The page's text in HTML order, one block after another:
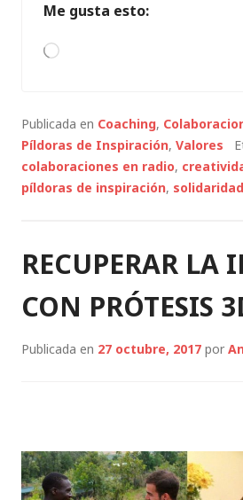
Me gusta esto:
Cargando...
Publicada en Coaching,
Píldoras de Inspiración, Valores
colaboraciones en radio,
píldoras de inspiración, solidaridad
RECUPERAR LA
CON PRÓTESIS
Publicada en 27 octubre, 2017 por